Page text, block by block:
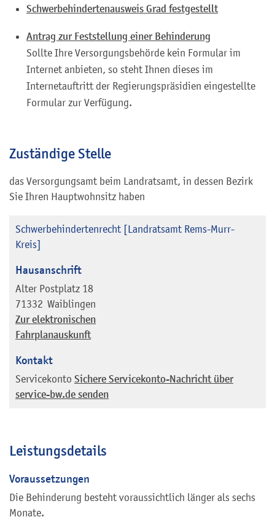
Schwerbehindertenausweis Grad festgestellt
Antrag zur Feststellung einer Behinderung
Sollte Ihre Versorgungsbehörde kein Formular im
Internet anbieten, so steht Ihnen dieses im
Internetauftritt der Regierungspräsidien eingestellte
Formular zur Verfügung.
Zuständige Stelle
das Versorgungsamt beim Landratsamt, in dessen Bezirk
Sie Ihren Hauptwohnsitz haben
Schwerbehindertenrecht [Landratsamt Rems-Murr-
Kreis]
Hausanschrift
Alter Postplatz 18
71332 Waiblingen
Zur elektronischen
Fahrplanauskunft
Kontakt
Servicekonto Sichere Servicekonto-Nachricht über
service-bw.de senden
Leistungsdetails
Voraussetzungen
Die Behinderung besteht voraussichtlich länger als sechs
Monate.